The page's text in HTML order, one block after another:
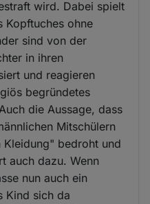
wird. Dabei spielt
Kopftuches ohne
sind von der
in ihren
und reagieren
begründetes
die Aussage, dass
Mitschülern
bedroht und
auch dazu. Wenn
nun auch ein
Kind sich da